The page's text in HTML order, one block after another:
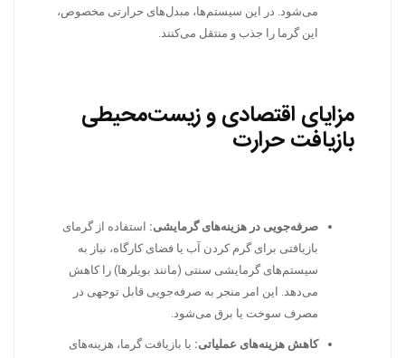
می‌شود. در این سیستم‌ها، مبدل‌های حرارتی مخصوص،
این گرما را جذب و منتقل می‌کنند.
مزایای اقتصادی و زیست‌محیطی
بازیافت حرارت
صرفه‌جویی در هزینه‌های گرمایشی: استفاده از گرمای
بازیافتی برای گرم کردن آب یا فضای کارگاه، نیاز به
سیستم‌های گرمایشی سنتی (مانند بویلرها) را کاهش
می‌دهد. این امر منجر به صرفه‌جویی قابل توجهی در
مصرف سوخت یا برق می‌شود.
کاهش هزینه‌های عملیاتی: با بازیافت گرما، هزینه‌های